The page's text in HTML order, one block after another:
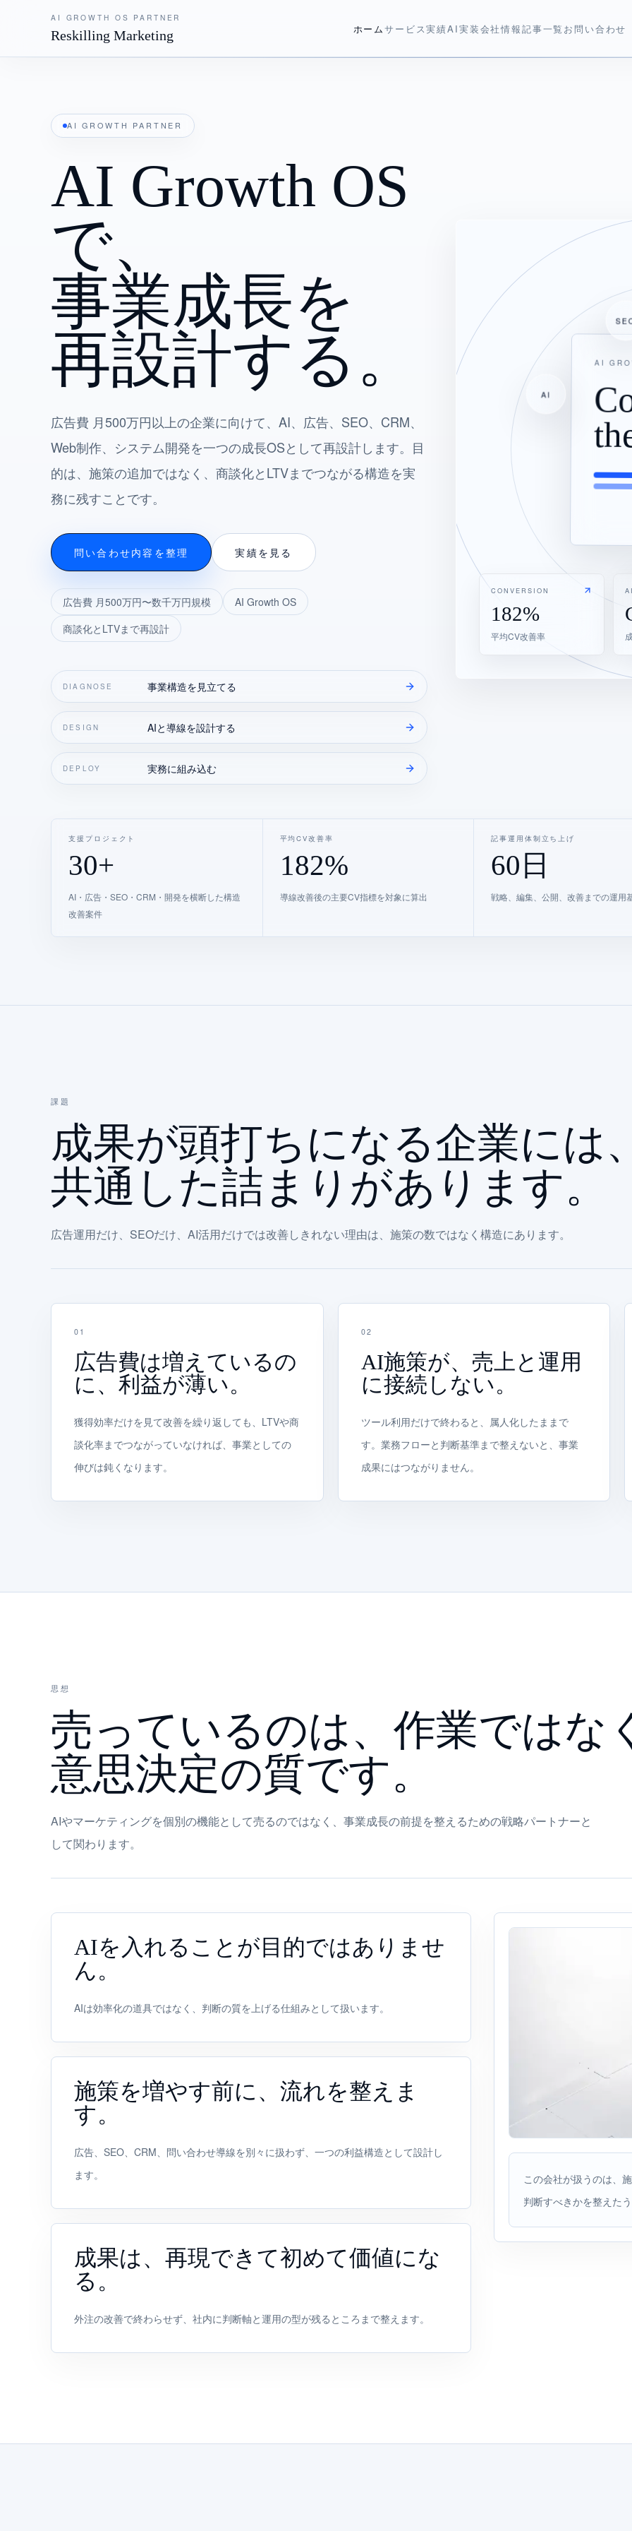
AI GROWTH OS PARTNER
Reskilling Marketing ホームサービス実績AI実装会社情報記事一覧 お問い合わせ
AI GROWTH PARTNER
AI Growth OS
で、
事業成長を
再設計する。
広告費 月500万円以上の企業に向けて、AI、広告、SEO、CRM、
Web制作、システム開発を一つの成長OSとして再設計します。目
的は、施策の追加ではなく、商談化とLTVまでつながる構造を実
務に残すことです。
問い合わせ内容を整理 実績を見る
広告費 月500万円〜数千万円規模
AI Growth OS
商談化とLTVまで再設計
DIAGNOSE 事業構造を見立てる
DESIGN AIと導線を設計する
DEPLOY 実務に組み込む
AI
AI
CONVERSION
182%
平均CV改善率
支援プロジェクト
30+
AI・広告・SEO・CRM・開発を横断した構造
改善案件
平均CV改善率
182%
導線改善後の主要CV指標を対象に算出
記事運用体制立ち上げ
60日
戦略、編集、公開、改善までの運用
課題
成果が頭打ちになる企業には
共通した詰まりがあります。
広告運用だけ、SEOだけ、AI活用だけでは改善しきれない理由は、施策の数ではなく構造にあります。
0 1
広告費は増えているの
に、利益が薄い。
獲得効率だけを見て改善を繰り返しても、LTVや商
談化率までつながっていなければ、事業としての
伸びは鈍くなります。
02
AI施策が、売上と運用
に接続しない。
ツール利用だけで終わると、属人化したままで
す。業務フローと判断基準まで整えないと、事業
成果にはつながりません。
思想
売っているのは、作業ではな
意思決定の質です。
AIやマーケティングを個別の機能として売るのではなく、事業成長の前提を整えるための戦略パートナーと
して関わります。
AIを入れることが目的ではありませ
ん。
AIは効率化の道具ではなく、判断の質を上げる仕組みとして扱います。
施策を増やす前に、流れを整えま
す。
広告、SEO、CRM、問い合わせ導線を別々に扱わず、一つの利益構造として設計し
ます。
成果は、再現できて初めて価値にな
る。
外注の改善で終わらせず、社内に判断軸と運用の型が残るところまで整えます。
この会社が扱うのは、
判断すべきかを整えた